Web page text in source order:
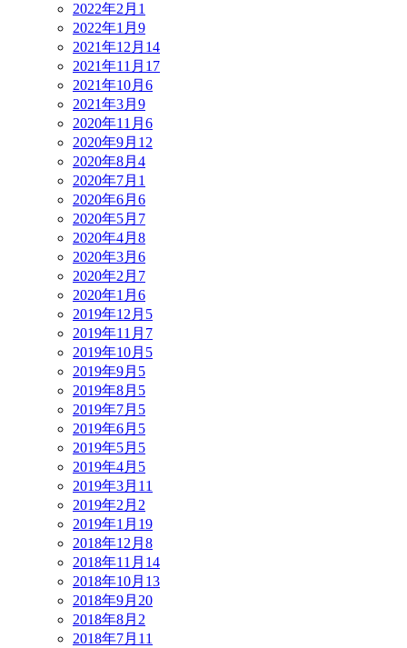
2022年2月 1
2022年1月 9
2021年12月 14
2021年11月 17
2021年10月 6
2021年3月 9
2020年11月 6
2020年9月 12
2020年8月 4
2020年7月 1
2020年6月 6
2020年5月 7
2020年4月 8
2020年3月 6
2020年2月 7
2020年1月 6
2019年12月 5
2019年11月 7
2019年10月 5
2019年9月 5
2019年8月 5
2019年7月 5
2019年6月 5
2019年5月 5
2019年4月 5
2019年3月 11
2019年2月 2
2019年1月 19
2018年12月 8
2018年11月 14
2018年10月 13
2018年9月 20
2018年8月 2
2018年7月 11